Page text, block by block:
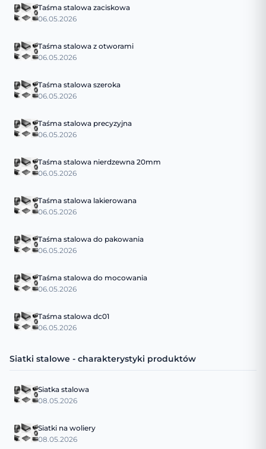
Taśma stalowa zaciskowa
06.05.2026
Taśma stalowa z otworami
06.05.2026
Taśma stalowa szeroka
06.05.2026
Taśma stalowa precyzyjna
06.05.2026
Taśma stalowa nierdzewna 20mm
06.05.2026
Taśma stalowa lakierowana
06.05.2026
Taśma stalowa do pakowania
06.05.2026
Taśma stalowa do mocowania
06.05.2026
Taśma stalowa dc01
06.05.2026
Siatki stalowe - charakterystyki produktów
Siatka stalowa
08.05.2026
Siatki na woliery
08.05.2026